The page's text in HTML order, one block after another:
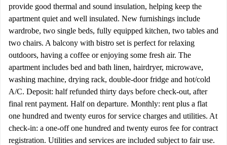
provide good thermal and sound insulation, helping keep the
apartment quiet and well insulated. New furnishings include
wardrobe, two single beds, fully equipped kitchen, two tables and
two chairs. A balcony with bistro set is perfect for relaxing
outdoors, having a coffee or enjoying some fresh air. The
apartment includes bed and bath linen, hairdryer, microwave,
washing machine, drying rack, double-door fridge and hot/cold
A/C. Deposit: half refunded thirty days before check-out, after
final rent payment. Half on departure. Monthly: rent plus a flat
one hundred and twenty euros for service charges and utilities. At
check-in: a one-off one hundred and twenty euros fee for contract
registration. Utilities and services are included subject to fair use.